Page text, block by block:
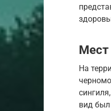
Мест
На
вид был